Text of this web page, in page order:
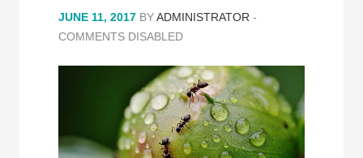
JUNE 11, 2017 BYADMINISTRATOR -
COMMENTS DISABLED